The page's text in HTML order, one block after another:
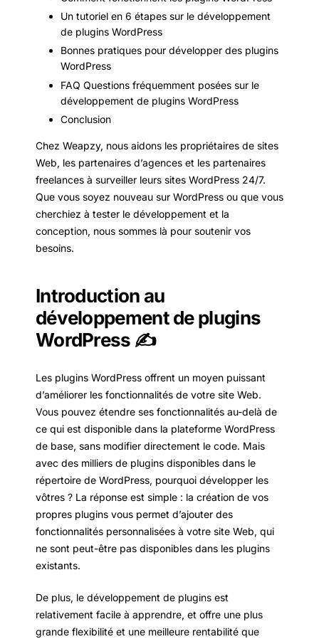
Un tutoriel en 6 étapes sur le développement
de plugins WordPress
Bonnes pratiques pour développer des plugins
WordPress
FAQ Questions fréquemment posées sur le
développement de plugins WordPress
Conclusion
Chez Weapzy, nous aidons les propriétaires de sites
Web, les partenaires d’agences et les partenaires
freelances à surveiller leurs sites WordPress 24/7.
Que vous soyez nouveau sur WordPress ou que vous
cherchiez à tester le développement et la
conception, nous sommes là pour soutenir vos
besoins.
Introduction au
développement de plugins
WordPress ✍️
Les plugins WordPress offrent un moyen puissant
d’améliorer les fonctionnalités de votre site Web.
Vous pouvez étendre ses fonctionnalités au-delà de
ce qui est disponible dans la plateforme WordPress
de base, sans modifier directement le code. Mais
avec des milliers de plugins disponibles dans le
répertoire de WordPress, pourquoi développer les
vôtres ? La réponse est simple : la création de vos
propres plugins vous permet d’ajouter des
fonctionnalités personnalisées à votre site Web, qui
ne sont peut-être pas disponibles dans les plugins
existants.
De plus, le développement de plugins est
relativement facile à apprendre, et offre une plus
grande flexibilité et une meilleure rentabilité que